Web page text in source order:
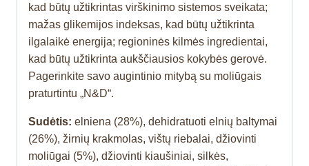
kad būtų užtikrintas virškinimo sistemos sveikata;
mažas glikemijos indeksas, kad būtų užtikrinta
ilgalaikė energija; regioninės kilmės ingredientai,
kad būtų užtikrinta aukščiausios kokybės gerovė.
Pagerinkite savo augintinio mitybą su moliūgais
praturtintu „N&D“.
Sudėtis: elniena (28%), dehidratuoti elnių baltymai
(26%), žirnių krakmolas, vištų riebalai, džiovinti
moliūgai (5%), džiovinti kiaušiniai, silkės,